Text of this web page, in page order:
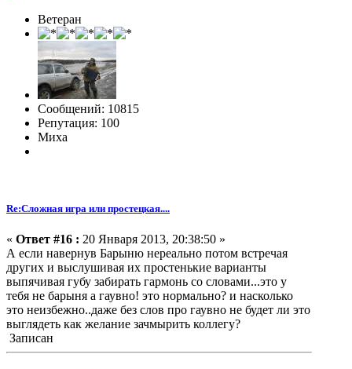
Ветеран
Сообщений: 10815
Репутация: 100
Миха
Re:Сложная игра или простецкая....
« Ответ #16 : 20 Января 2013, 20:38:50 »
А если навернув Барыню нереально потом встречая
других и выслушивая их простенькие варианты
выпячивая губу забирать гармонь со словами...это у
тебя не барыня а гаувно! это нормально? и насколько
это неизбежно..даже без слов про гаувно не будет ли это
выглядеть как желание зачмырить коллегу?
Записан